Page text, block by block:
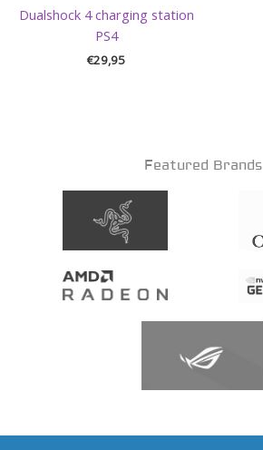
Dualshock 4 charging station
PS4
€29,95
Featured Brands